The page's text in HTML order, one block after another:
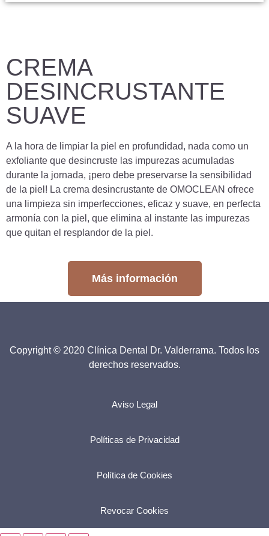
CREMA
DESINCRUSTANTE
SUAVE
A la hora de limpiar la piel en profundidad, nada como un
exfoliante que desincruste las impurezas acumuladas
durante la jornada, ¡pero debe preservarse la sensibilidad
de la piel! La crema desincrustante de OMOCLEAN ofrece
una limpieza sin imperfecciones, eficaz y suave, en perfecta
armonía con la piel, que elimina al instante las impurezas
que quitan el resplandor de la piel.
Más información
Copyright © 2020 Clínica Dental Dr. Valderrama. Todos los
derechos reservados.
Aviso Legal
Políticas de Privacidad
Política de Cookies
Revocar Cookies